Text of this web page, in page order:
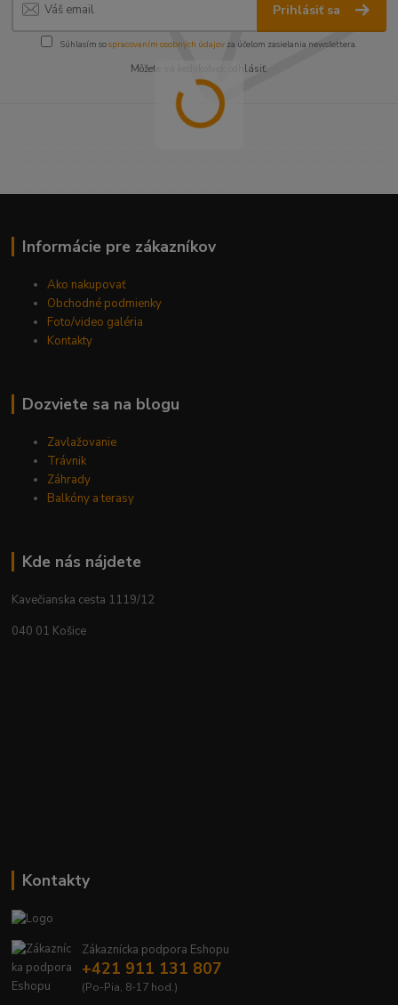
Prihlásiť sa
Súhlasím sospracovaním osobných údajov za účelom zasielania newslettera.
Môžete sa kedykoľvek odhlásiť.
Informácie pre zákazníkov
Ako nakupovať
Obchodné podmienky
Foto/video galéria
Kontakty
Dozviete sa na blogu
Zavlažovanie
Trávnik
Záhrady
Balkóny a terasy
Kde nás nájdete
Kavečianska cesta 1119/12
040 01 Košice
Kontakty
Zákaznícka podpora Eshopu
+421 911 131 807
(Po-Pia, 8-17 hod.)